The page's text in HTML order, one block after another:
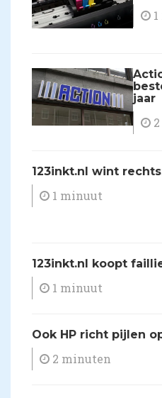
jaar
123inkt.nl wint
1 minuut
123inkt.nl koopt
1 minuut
Ook HP richt pijlen
2 minuten